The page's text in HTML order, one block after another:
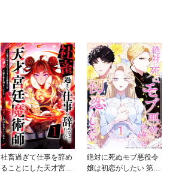
社畜過ぎて仕事を辞め
ることにした天才宮廷
絶対に死ぬモブ悪役令
嬢は初恋がしたい 第1